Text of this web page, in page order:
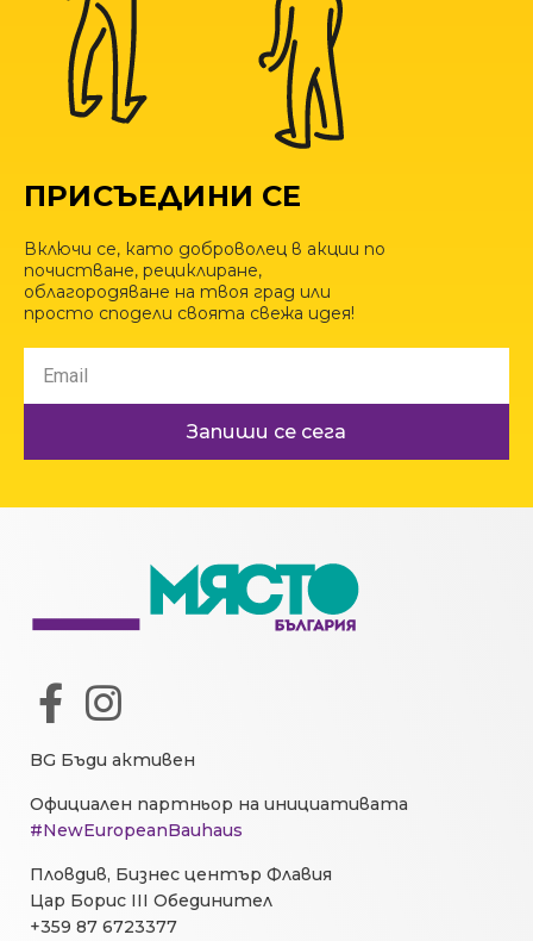
ПРИСЪЕДИНИ СЕ
Включи се, като доброволец в акции по
почистване, рециклиране,
облагородяване на твоя град или
просто сподели своята свежа идея!
Запиши се сега
BG Бъди активен
Официален партньор на инициативата
#NewEuropeanBauhaus
Пловдив, Бизнес център Флавия
Цар Борис III Обединител
+359 87 6723377